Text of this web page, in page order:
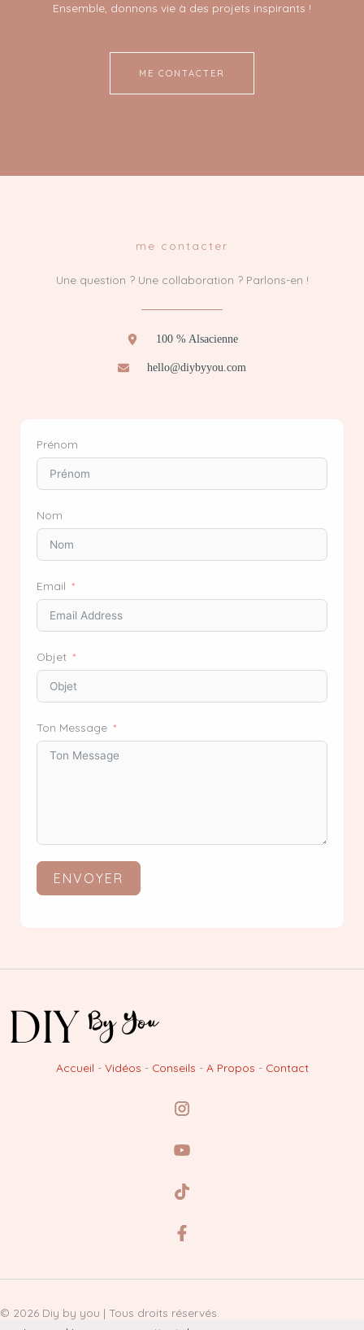
Ensemble, donnons vie à des projets inspirants !
ME CONTACTER
me contacter
Une question ? Une collaboration ? Parlons-en !
100 % Alsacienne
hello@diybyyou.com
Prénom
Nom
Email
Objet
Ton Message
ENVOYER
Accueil - Vidéos - Conseils - A Propos - Contact
© 2026 Diy by you | Tous droits réservés.